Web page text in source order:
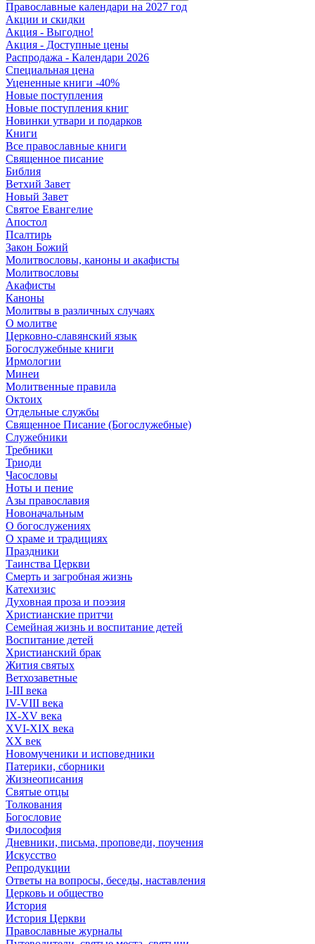
Православные календари на 2027 год
Акции и скидки
Акция - Выгодно!
Акция - Доступные цены
Распродажа - Календари 2026
Специальная цена
Уцененные книги -40%
Новые поступления
Новые поступления книг
Новинки утвари и подарков
Книги
Все православные книги
Священное писание
Библия
Ветхий Завет
Новый Завет
Святое Евангелие
Апостол
Псалтирь
Закон Божий
Молитвословы, каноны и акафисты
Молитвословы
Акафисты
Каноны
Молитвы в различных случаях
О молитве
Церковно-славянский язык
Богослужебные книги
Ирмологии
Минеи
Молитвенные правила
Октоих
Отдельные службы
Священное Писание (Богослужебные)
Служебники
Требники
Триоди
Часословы
Ноты и пение
Азы православия
Новоначальным
О богослужениях
О храме и традициях
Праздники
Таинства Церкви
Смерть и загробная жизнь
Катехизис
Духовная проза и поэзия
Христианские притчи
Семейная жизнь и воспитание детей
Воспитание детей
Христианский брак
Жития святых
Ветхозаветные
I-III века
IV-VIII века
IX-XV века
XVI-XIX века
XX век
Новомученики и исповедники
Патерики, сборники
Жизнеописания
Святые отцы
Толкования
Богословие
Философия
Дневники, письма, проповеди, поучения
Искусство
Репродукции
Ответы на вопросы, беседы, наставления
Церковь и общество
История
История Церкви
Православные журналы